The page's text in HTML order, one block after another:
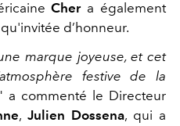
Chera également
d’honneur.
marque joyeuse, et cet
festive de la
a commenté l e Directeur
, Julien Dossena, qui a